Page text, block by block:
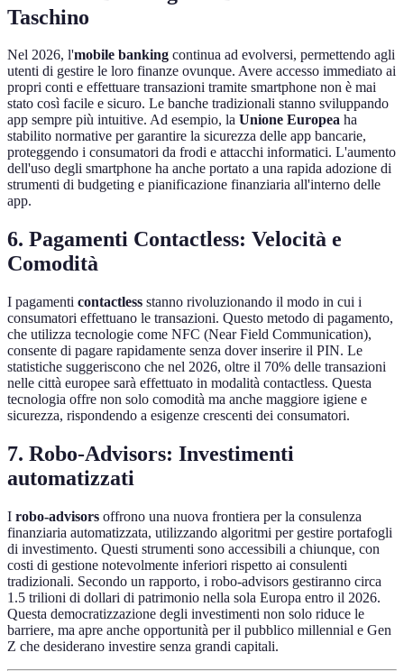
Taschino
Nel 2026, l'mobile banking continua ad evolversi, permettendo agli
utenti di gestire le loro finanze ovunque. Avere accesso immediato ai
propri conti e effettuare transazioni tramite smartphone non è mai
stato così facile e sicuro. Le banche tradizionali stanno sviluppando
app sempre più intuitive. Ad esempio, la Unione Europea ha
stabilito normative per garantire la sicurezza delle app bancarie,
proteggendo i consumatori da frodi e attacchi informatici. L'aumento
dell'uso degli smartphone ha anche portato a una rapida adozione di
strumenti di budgeting e pianificazione finanziaria all'interno delle
app.
6. Pagamenti Contactless: Velocità e
Comodità
I pagamenti contactless stanno rivoluzionando il modo in cui i
consumatori effettuano le transazioni. Questo metodo di pagamento,
che utilizza tecnologie come NFC (Near Field Communication),
consente di pagare rapidamente senza dover inserire il PIN. Le
statistiche suggeriscono che nel 2026, oltre il 70% delle transazioni
nelle città europee sarà effettuato in modalità contactless. Questa
tecnologia offre non solo comodità ma anche maggiore igiene e
sicurezza, rispondendo a esigenze crescenti dei consumatori.
7. Robo-Advisors: Investimenti
automatizzati
I robo-advisors offrono una nuova frontiera per la consulenza
finanziaria automatizzata, utilizzando algoritmi per gestire portafogli
di investimento. Questi strumenti sono accessibili a chiunque, con
costi di gestione notevolmente inferiori rispetto ai consulenti
tradizionali. Secondo un rapporto, i robo-advisors gestiranno circa
1.5 trilioni di dollari di patrimonio nella sola Europa entro il 2026.
Questa democratizzazione degli investimenti non solo riduce le
barriere, ma apre anche opportunità per il pubblico millennial e Gen
Z che desiderano investire senza grandi capitali.